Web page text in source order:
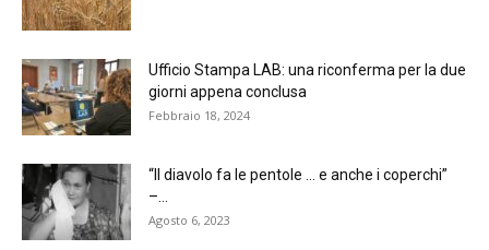
Ufficio Stampa LAB: una riconferma per la due
giorni appena conclusa
Febbraio 18, 2024
“Il diavolo fa le pentole … e anche i coperchi”
–...
Agosto 6, 2023